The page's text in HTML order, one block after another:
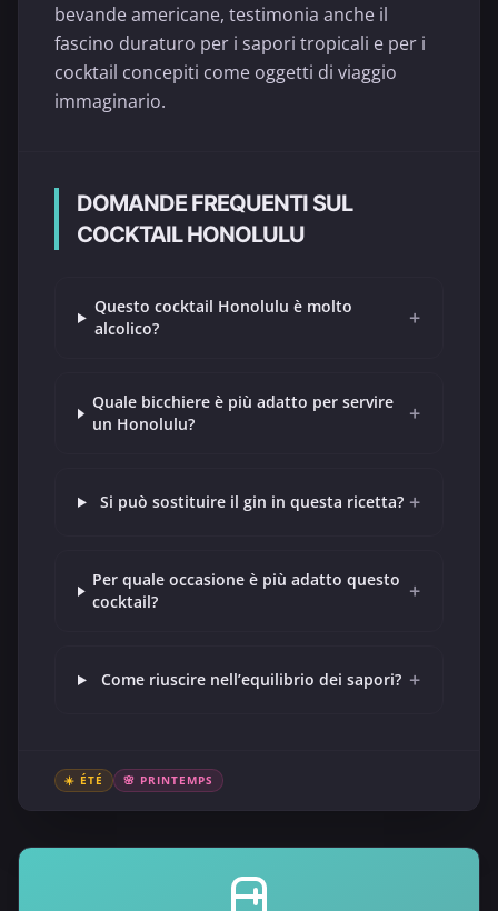
bevande americane, testimonia anche il
fascino duraturo per i sapori tropicali e per i
cocktail concepiti come oggetti di viaggio
immaginario.
DOMANDE FREQUENTI SUL
COCKTAIL HONOLULU
Questo cocktail Honolulu è molto
alcolico?
+
Quale bicchiere è più adatto per servire
un Honolulu?
+
Si può sostituire il gin in questa ricetta? +
Per quale occasione è più adatto questo
cocktail?
+
Come riuscire nell’equilibrio dei sapori? +
☀️ ÉTÉ 🌸 PRINTEMPS